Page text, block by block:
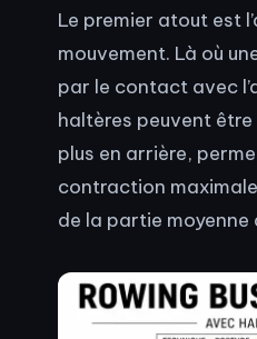
Le premier atout est
mouvement. Là où
par le contact avec
haltères peuvent
plus en arrière,
contraction
de la partie moyenne